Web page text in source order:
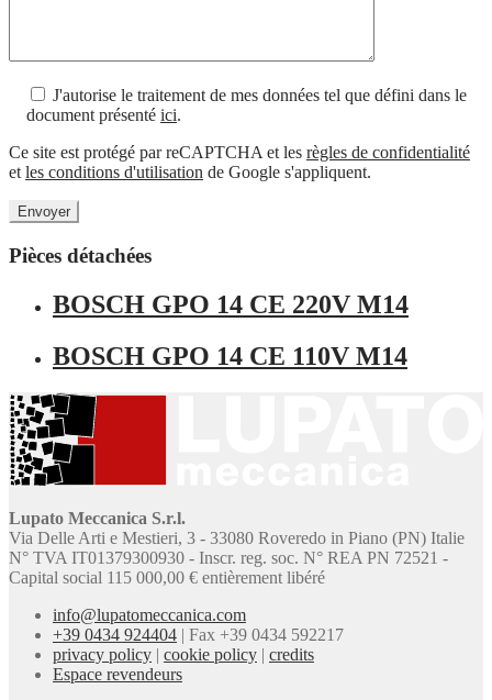
J'autorise le traitement de mes données tel que défini dans le
document présenté ici.
Ce site est protégé par reCAPTCHA et les règles de confidentialité
et les conditions d'utilisation de Google s'appliquent.
Pièces détachées
BOSCH GPO 14 CE 220V M14
BOSCH GPO 14 CE 110V M14
Lupato Meccanica S.r.l.
Via Delle Arti e Mestieri, 3 - 33080 Roveredo in Piano (PN) Italie
N° TVA IT01379300930 - Inscr. reg. soc. N° REA PN 72521 -
Capital social 115 000,00 € entièrement libéré
info@lupatomeccanica.com
+39 0434 924404 | Fax +39 0434 592217
privacy policy | cookie policy | credits
Espace revendeurs